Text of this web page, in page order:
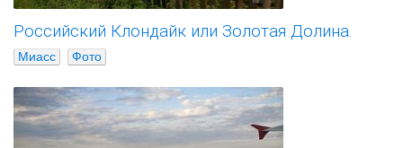
Российский Клондайк или Золотая Долина.
Миасс Фото